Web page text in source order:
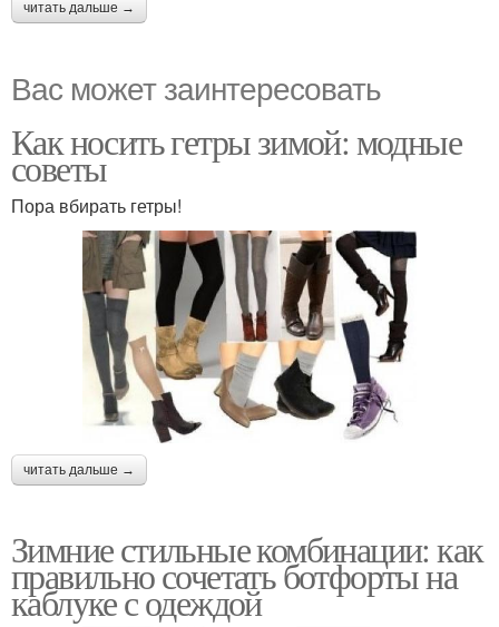
читать дальше →
Вас может заинтересовать
Как носить гетры зимой: модные
советы
Пора вбирать гетры!
читать дальше →
Зимние стильные комбинации: как
правильно сочетать ботфорты на
каблуке с одеждой